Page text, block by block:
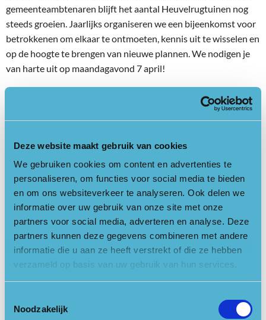
Deze website maakt gebruik van cookies
We gebruiken cookies om content en advertenties te
personaliseren, om functies voor social media te bieden
en om ons websiteverkeer te analyseren. Ook delen we
informatie over uw gebruik van onze site met onze
partners voor social media, adverteren en analyse. Deze
partners kunnen deze gegevens combineren met andere
informatie die u aan ze heeft verstrekt of die ze hebben
verzameld op basis van uw gebruik van hun services.
Noodzakelijk
gemeenteambtenaren blijft het aantal Heuvelrugtuinen nog
steeds groeien. Jaarlijks organiseren we een bijeenkomst voor
betrokkenen om elkaar te ontmoeten, kennis uit te wisselen en
op de hoogte te brengen van nieuwe plannen. We nodigen je
van harte uit op maandagavond 7 april!
Basiskwaliteit Natuur
willen we naar een Basiskwaliteit Natuur. Dit houdt in dat
soorten die daar horen voor te komen ook daadwerkelijk
aanwezig zijn. Dat klinkt als een open deur, maar op heel veel
plekken in ons land en ook op de Heuvelrug, is dit niet het
geval. Samen met Kars Veling van de Vlinderstichting
bespreken we wat het project Heuvelrugtuinen kan bijdragen
om nog meer biodiversiteit te krijgen en om te komen tot die
basiskwaliteit. Kars ondersteunt namens De Groene
Bondgenoten vrijwilligers om die Basiskwaliteit voor elkaar te
krijgen in hun eigen leefomgeving.
Dit staat er 7 april in ieder geval op het programma: